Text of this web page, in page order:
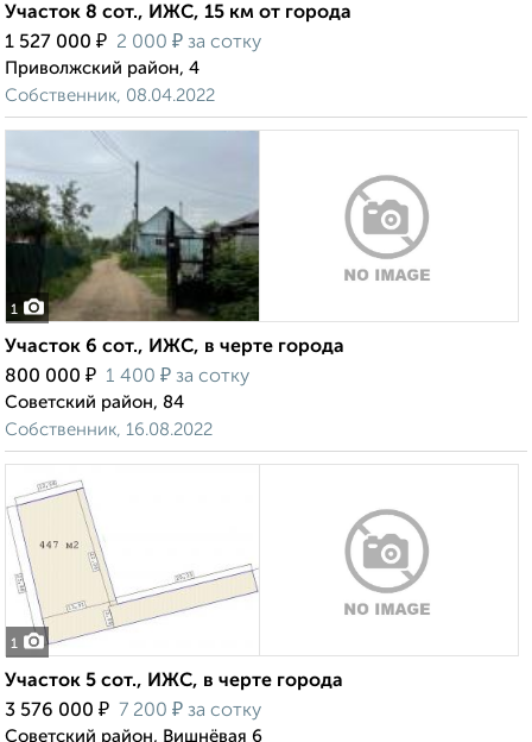
Участок 8 сот., ИЖС, 15 км от города
1 527 000 ₽ 2 000 ₽ за сотку
Приволжский район, 4
Собственник, 08.04.2022
1
Участок 6 сот., ИЖС, в черте города
800 000 ₽ 1 400 ₽ за сотку
Советский район, 84
Собственник, 16.08.2022
1
Участок 5 сот., ИЖС, в черте города
3 576 000 ₽ 7 200 ₽ за сотку
Советский район, Вишнёвая 6